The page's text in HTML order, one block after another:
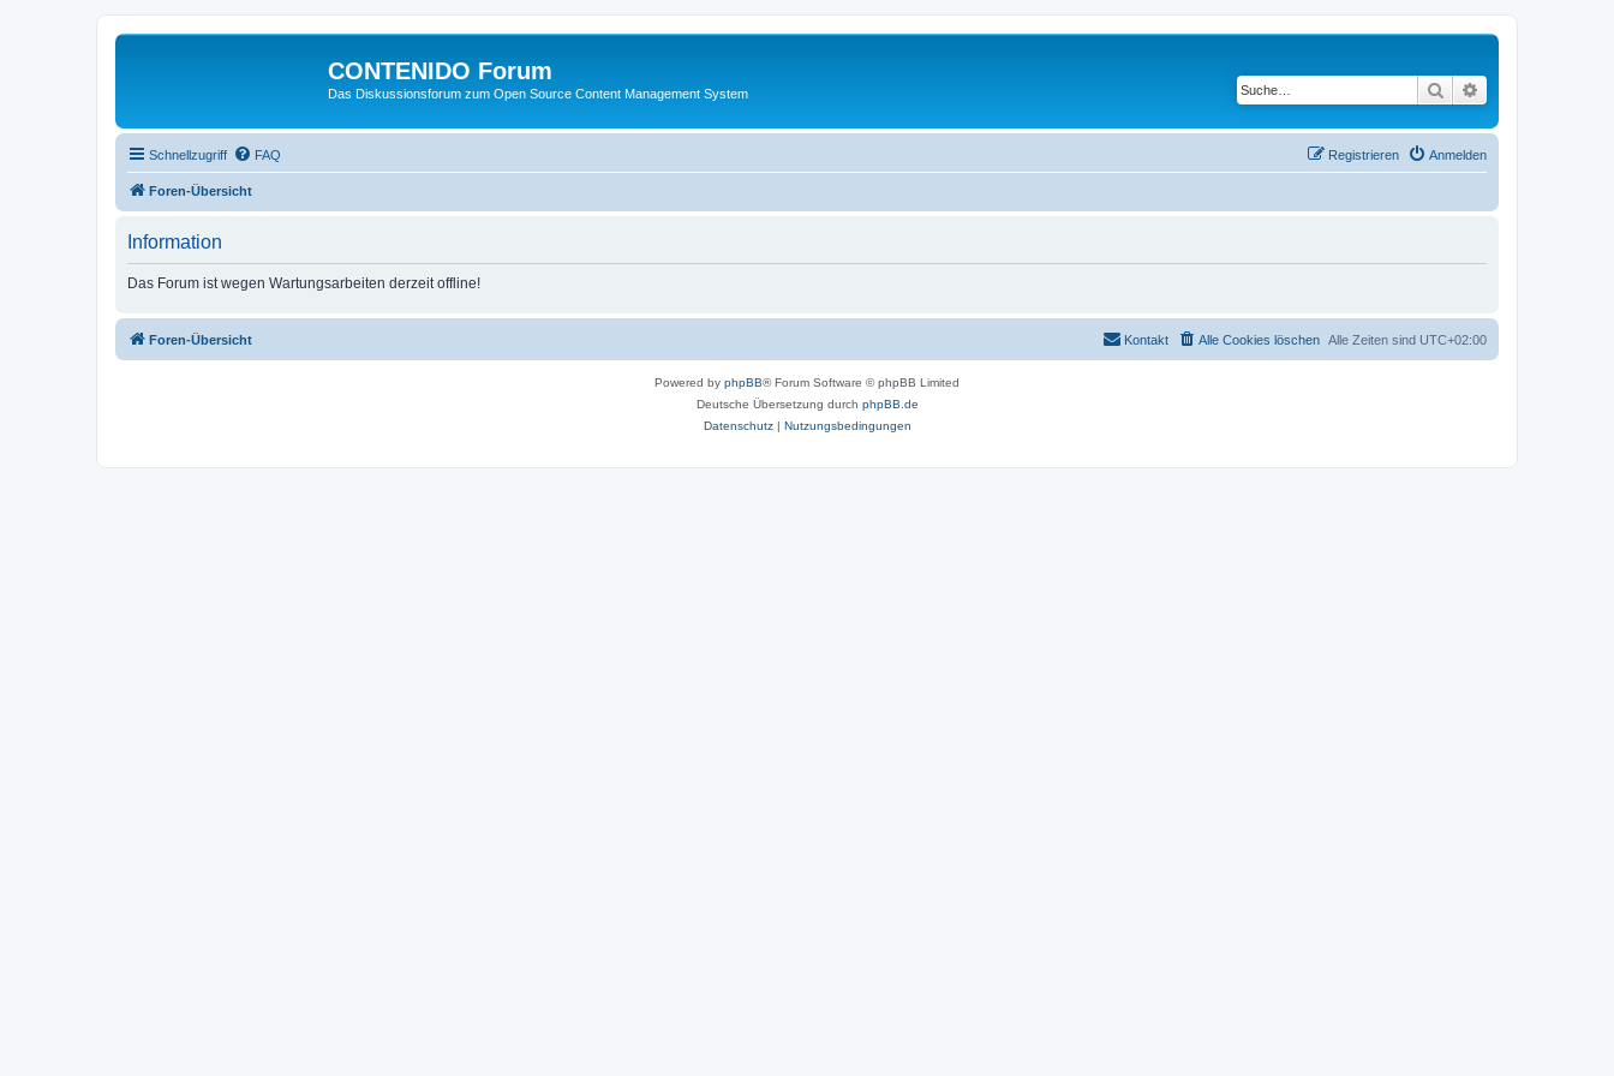
CONTENIDO Forum
Das Diskussionsforum zum Open Source Content Management System Suche
Schnellzugriff FAQ Anmelden
Registrieren
Foren-Übersicht
Information
Das Forum ist wegen Wartungsarbeiten derzeit offline!
Foren-Übersicht Alle Zeiten sind UTC+02:00
Alle Cookies löschen
Kontakt
Powered by phpBB® Forum Software © phpBB Limited
Deutsche Übersetzung durch phpBB.de
Datenschutz| Nutzungsbedingungen